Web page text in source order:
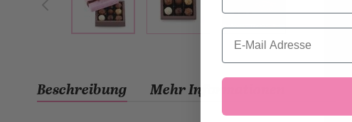
Beschreibung Mehr Informationen
Email